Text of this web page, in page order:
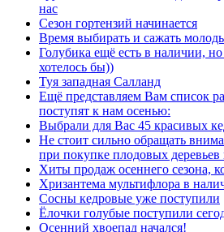
нас
Сезон гортензий начинается
Время выбирать и сажать
Голубика ещё есть в наличии,
хотелось бы))
Туя западная Салланд
Ещё представляем Вам список
поступят к нам осенью:
Выбрали для Вас 45 красивых
Не стоит сильно обращать
при покупке плодовых деревьев
Хиты продаж осеннего сезона,
Хризантема мультифлора в
Сосны кедровые уже поступили
Ёлочки голубые поступили
Осенний хвоепад начался!